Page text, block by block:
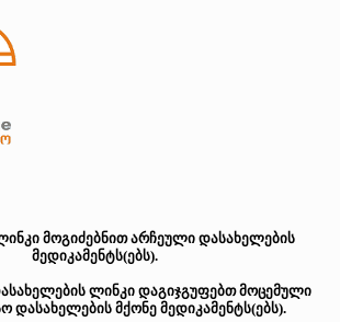
მოგიძებნით არჩეული დასახელების
მედიკამენტს(ებს).
ლინკი დაგიჯგუფებთ მოცემული
დასახელების მქონე მედიკამენტს(ებს).